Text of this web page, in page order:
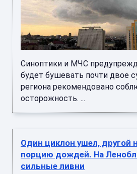
Синоптики и МЧС
будет бушевать почти двое
региона рекомендовано
осторожность. ...
Один циклон ушел, другой
порцию дождей. На
сильные ливни